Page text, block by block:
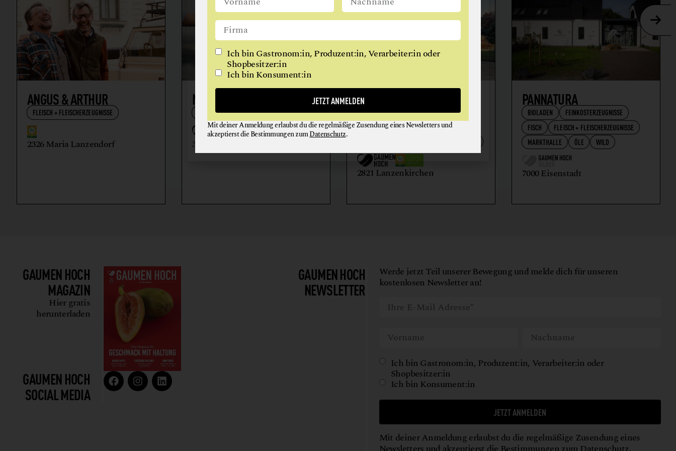
REITHALLE
RINDERHALTUNG
VITALKÜCHE
WIEN
ANGUS & ARTHUR
FLEISCH + FLEISCHERZEUGNISSE
2326 Maria Lanzendorf
NIKOLAIHOF
3512 Mautern an der Donau
BIO-LANDWIRTSCHAFT
LILIENHOF
EIER + EIPRODUKTE
GEMÜSE
2821 Lanzenkirchen
PANNATURA
BIOLADEN
FEINKOSTERZEUGNISSE
FISCH
FLEISCH + FLEISCHERZEUGNISSE
MARKTHALLE
ÖLE WILD
7000 Eisenstadt
GAUMEN HOCH
MAGAZIN
Hier gratis
herunterladen
GAUMEN HOCH
SOCIAL MEDIA
GAUMEN HOCH
NEWSLETTER
Werde jetzt Teil unserer Bewegung und melde dich für unseren
kostenlosen Newsletter an!
Ich bin Gastronom:in, Produzent:in, Verarbeiter:in oder
Shopbesitzer:in
Ich bin Konsument:in
JETZT ANMELDEN
Mit deiner Anmeldung erlaubst du die regelmäßige Zusendung eines
Ich bin Gastronom:in, Produzent:in, Verarbeiter:in oder
Shopbesitzer:in
Ich bin Konsument:in
JETZT ANMELDEN
Mit deiner Anmeldung erlaubst du die regelmäßige Zusendung eines Newsletters und
akzeptierst die Bestimmungen zumDatenschutz.